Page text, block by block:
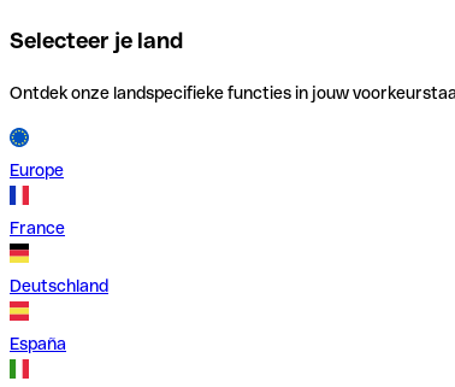
Selecteer je land
Ontdek onze landspecifieke functies in jouw
Europe
France
Deutschland
España